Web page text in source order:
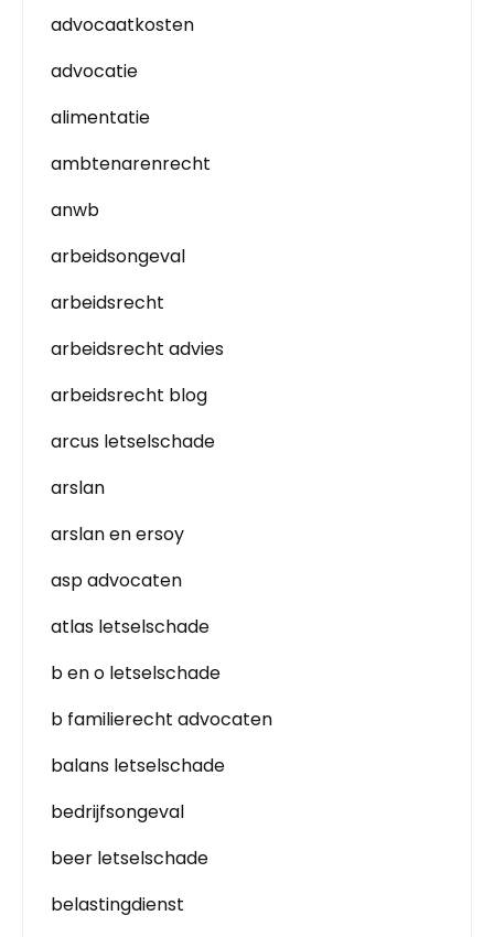
advocaatkosten
advocatie
alimentatie
ambtenarenrecht
anwb
arbeidsongeval
arbeidsrecht
arbeidsrecht advies
arbeidsrecht blog
arcus letselschade
arslan
arslan en ersoy
asp advocaten
atlas letselschade
b en o letselschade
b familierecht advocaten
balans letselschade
bedrijfsongeval
beer letselschade
belastingdienst